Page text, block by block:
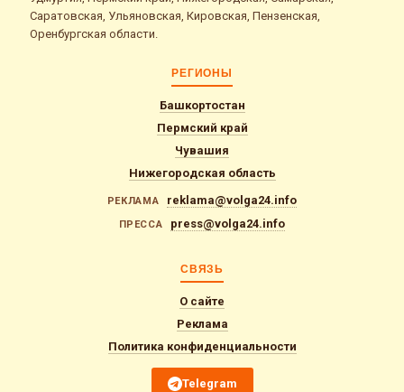
Саратовская, Ульяновская, Кировская, Пензенская,
Оренбургская области.
РЕГИОНЫ
Башкортостан
Пермский край
Чувашия
Нижегородская область
РЕКЛАМА reklama@volga24.info
ПРЕССА press@volga24.info
СВЯЗЬ
О сайте
Реклама
Политика конфиденциальности
Telegram